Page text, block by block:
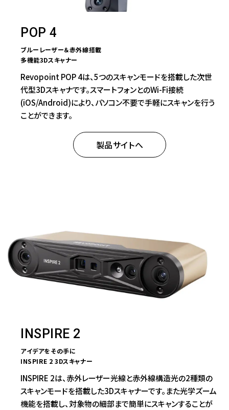
POP 4
ブルーレーザー＆赤外線搭載
多機能3Dスキャナー
Revopoint POP 4は、5つのスキャンモードを搭載した次世
代型3Dスキャナです。スマートフォンとのWi-Fi接続
(iOS/Android)により、パソコン不要で手軽にスキャンを行う
ことができます。
製品サイトへ
INSPIRE 2
アイデアをその手に
INSPIRE 2 3Dスキャナー
INSPIRE 2は、赤外レーザー光線と赤外線構造光の2種類の
スキャンモードを搭載した3Dスキャナーです。また光学ズーム
機能を搭載し、対象物の細部まで簡単にスキャンすることが